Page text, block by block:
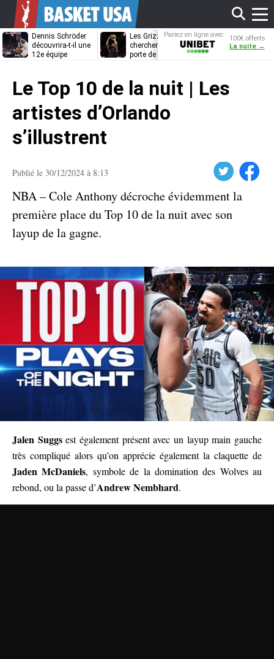
Dennis Schröder
découvrira-t-il une
12e équipe
Les Grizzlies
cherchent déjà une
porte de sortie
Dwane Casey
bientôt coach
Pariez en ligne avec
Unibet
100€ offerts
La suite →
Le Top 10 de la nuit | Les
artistes d’Orlando
s’illustrent
Publié le 30/12/2024 à 8:13 Facebook
NBA – Cole Anthony décroche évidemment la
première place du Top 10 de la nuit avec son
layup de la gagne.
Jalen Suggsest également présent avec un layup main gauche
très compliqué alors qu’on apprécie également la claquette de
Jaden McDaniels, symbole de la domination des Wolves au
rebond, ou la passe d’Andrew Nembhard.